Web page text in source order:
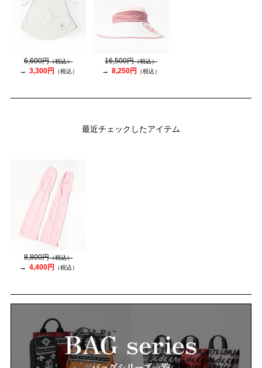
6,600円（税込）
3,300円 （税込）
16,500円（税込）
8,250円 （税込）
最近チェックしたアイテム
8,800円（税込）
4,400円 （税込）